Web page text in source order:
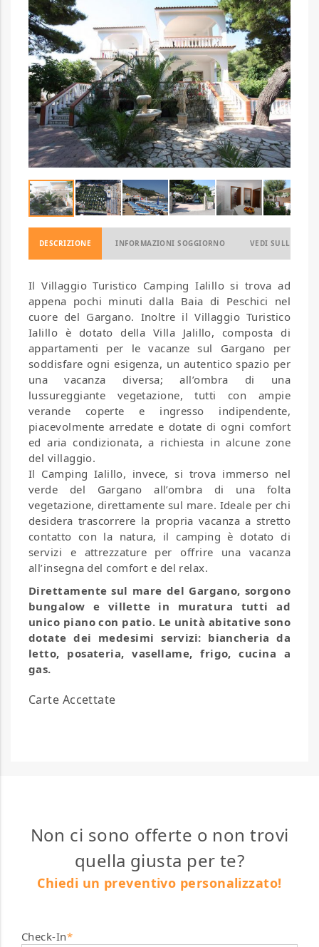
DESCRIZIONE INFORMAZIONI SOGGIORNO VEDI SULLA
Il Villaggio Turistico Camping Ialillo si trova ad
appena pochi minuti dalla Baia di Peschici nel
cuore del Gargano. Inoltre il Villaggio Turistico
Ialillo è dotato della Villa Jalillo, composta di
appartamenti per le vacanze sul Gargano per
soddisfare ogni esigenza, un autentico spazio per
una vacanza diversa; all’ombra di una
lussureggiante vegetazione, tutti con ampie
verande coperte e ingresso indipendente,
piacevolmente arredate e dotate di ogni comfort
ed aria condizionata, a richiesta in alcune zone
del villaggio.
Il Camping Ialillo, invece, si trova immerso nel
verde del Gargano all’ombra di una folta
vegetazione, direttamente sul mare. Ideale per chi
desidera trascorrere la propria vacanza a stretto
contatto con la natura, il camping è dotato di
servizi e attrezzature per offrire una vacanza
all’insegna del comfort e del relax.
Direttamente sul mare del Gargano, sorgono
bungalow e villette in muratura tutti ad
unico piano con patio. Le unità abitative sono
dotate dei medesimi servizi: biancheria da
letto, posateria, vasellame, frigo, cucina a
gas.
Carte Accettate
Non ci sono offerte o non trovi
quella giusta per te?
Chiedi un preventivo personalizzato!
Check-In*